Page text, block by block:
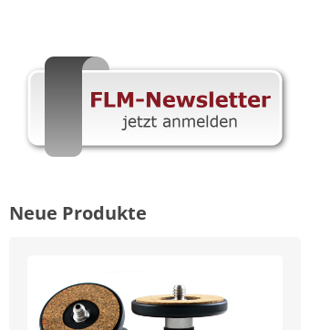
Neue Produkte